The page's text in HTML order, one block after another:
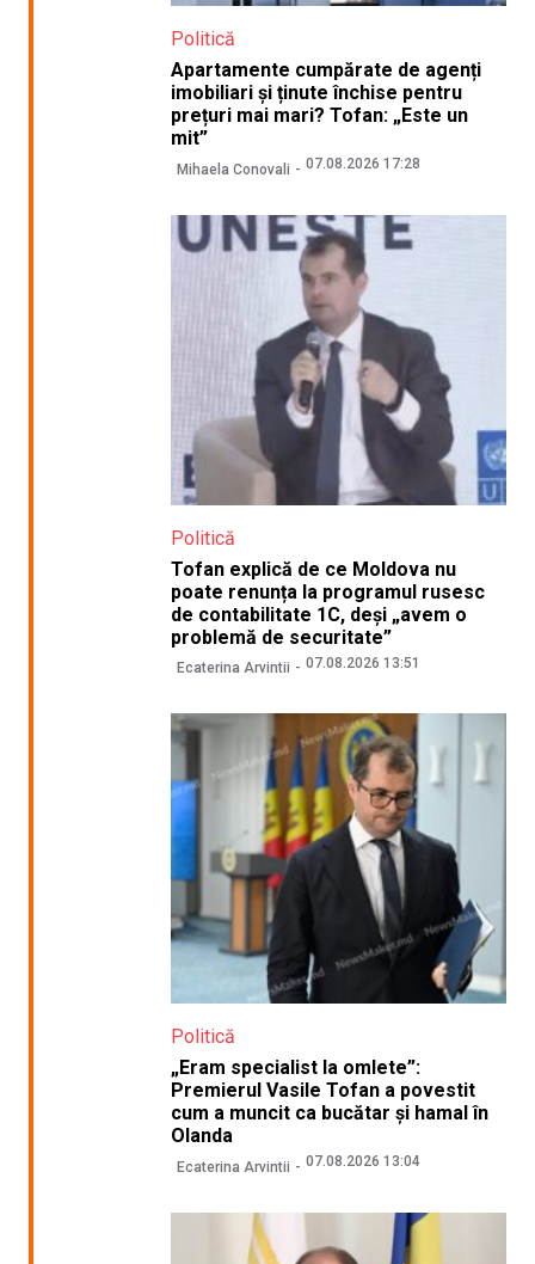
Politică
Apartamente cumpărate de agenți
imobiliari și ținute închise pentru
prețuri mai mari? Tofan: „Este un
mit”
Mihaela Conovali 07.08.2026 17:28
Politică
Tofan explică de ce Moldova nu
poate renunța la programul rusesc
de contabilitate 1C, deși „avem o
problemă de securitate”
Ecaterina Arvintii 07.08.2026 13:51
Politică
„Eram specialist la omlete”:
Premierul Vasile Tofan a povestit
cum a muncit ca bucătar și hamal în
Olanda
Ecaterina Arvintii 07.08.2026 13:04